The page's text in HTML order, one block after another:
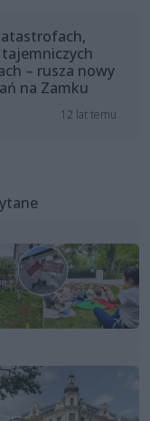
– rusza nowy
na Zamku
12 lat temu